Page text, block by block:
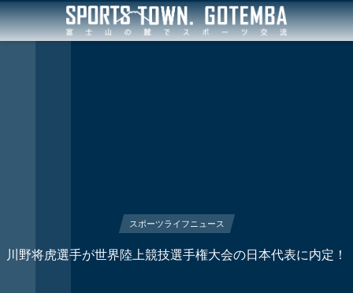
スポーツライフニュース
川野将虎選手が世界陸上競技選手権大会の日本代表に内定！